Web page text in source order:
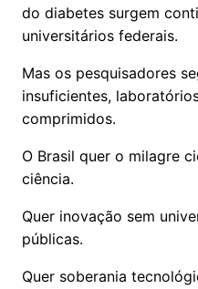
do diabetes surgem
universitários federais.
Mas os pesquisadores
insuficientes,
comprimidos.
O Brasil quer o milagre
ciência.
Quer inovação sem
públicas.
Quer soberania